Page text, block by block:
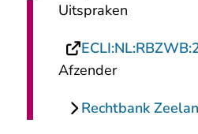
Uitspraken
Afzender
Rechtbank